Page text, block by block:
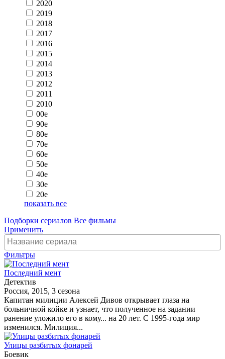
2020
2019
2018
2017
2016
2015
2014
2013
2012
2011
2010
00e
90e
80e
70e
60e
50e
40e
30e
20e
показать все
Подборки сериалов Все фильмы
Применить
Фильтры
Последний мент
Детектив
Россия, 2015, 3 сезона
Капитан милиции Алексей Дивов открывает глаза на
больничной койке и узнает, что полученное на задании
ранение уложило его в кому... на 20 лет. С 1995-года мир
изменился. Милиция...
Улицы разбитых фонарей
Боевик